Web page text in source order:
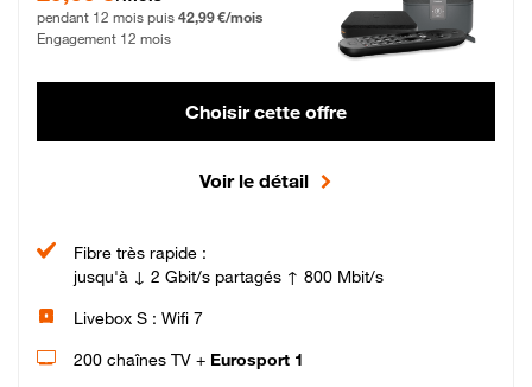
pendant 12 mois puis 42,99 €/mois
Engagement 12 mois
Choisir cette offre
Voir le détail
Fibre très rapide :
jusqu'à ↓ 2 Gbit/s partagés ↑ 800 Mbit/s
Livebox S : Wifi 7
200 chaînes TV + Eurosport 1